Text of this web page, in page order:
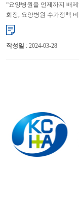
“요양병원을 언제까지 배
회장, 요양병원 수가정책
고통”대한요양병원협회 남
작성일 : 2024-03-28